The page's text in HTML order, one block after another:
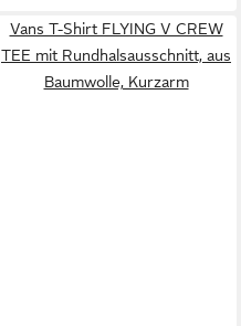
Vans T-Shirt FLYING V CREW
TEE mit Rundhalsausschnitt, aus
Baumwolle, Kurzarm